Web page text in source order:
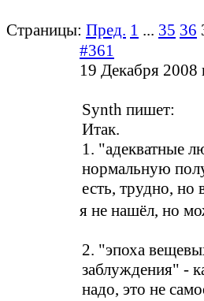
Страницы: Пред. 1 ... 35 36
#361
19 Декабря 2008
Synth пишет:
Итак.
1. "адекватные
нормальную
есть, трудно, но
я не нашёл, но
2. "эпоха
заблуждения" -
надо, это не